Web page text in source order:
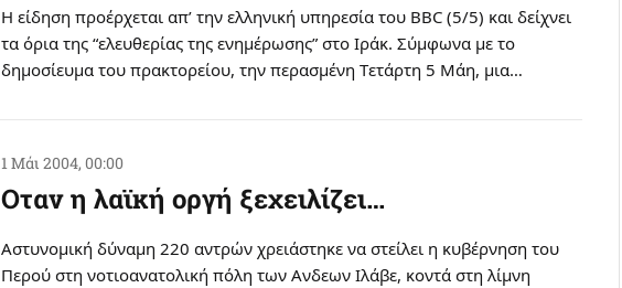
H είδηση προέρχεται απ’ την ελληνική υπηρεσία του BBC (5/5) και δείχνει
τα όρια της “ελευθερίας της ενημέρωσης” στο Iράκ. Σύμφωνα με το
δημοσίευμα του πρακτορείου, την περασμένη Tετάρτη 5 Mάη, μια…
1 Μάι 2004, 00:00
Oταν η λαϊκή οργή ξεχειλίζει…
Aστυνομική δύναμη 220 αντρών χρειάστηκε να στείλει η κυβέρνηση του
Περού στη νοτιοανατολική πόλη των Aνδεων Iλάβε, κοντά στη λίμνη